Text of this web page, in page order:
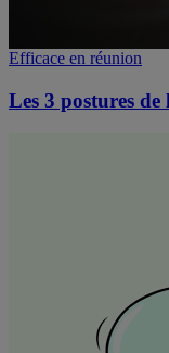
Efficace en réunion
Les 3 postures